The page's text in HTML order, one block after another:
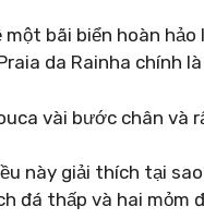
một bãi biển hoàn
da Rainha chính
vài bước chân và
này giải thích tại
đá thấp và hai mỏm